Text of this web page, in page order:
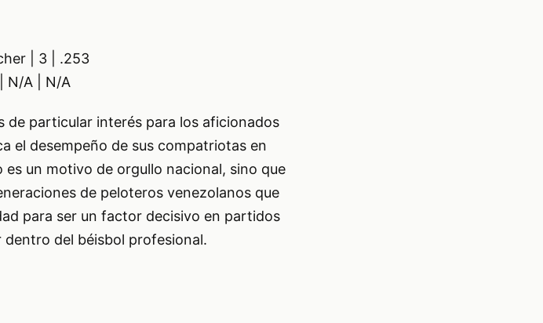
| 3 | .253
N/A | N/A
de particular interés para los aficionados
el desempeño de sus compatriotas en
un motivo de orgullo nacional, sino que
de peloteros venezolanos que
para ser un factor decisivo en partidos
del béisbol profesional.